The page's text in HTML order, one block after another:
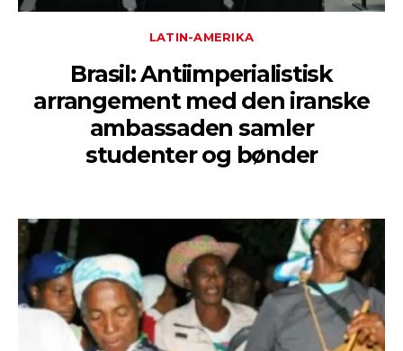
LATIN-AMERIKA
Brasil: Antiimperialistisk
arrangement med den iranske
ambassaden samler
studenter og bønder